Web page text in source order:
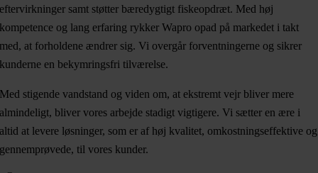
eftervirkninger samt støtter bæredygtigt fiskeopdræt. Med høj
kompetence og lang erfaring rykker Wapro opad på markedet i takt
med, at forholdene ændrer sig. Vi overgår forventningerne og sikrer
kunderne en bekymringsfri tilværelse.
Med stigende vandstand og viden om, at ekstremt vejr bliver mere
almindeligt, bliver vores arbejde stadigt vigtigere. Vi sætter en ære i
altid at levere løsninger, som er af høj kvalitet, omkostningseffektive og
gennemprøvede, til vores kunder.